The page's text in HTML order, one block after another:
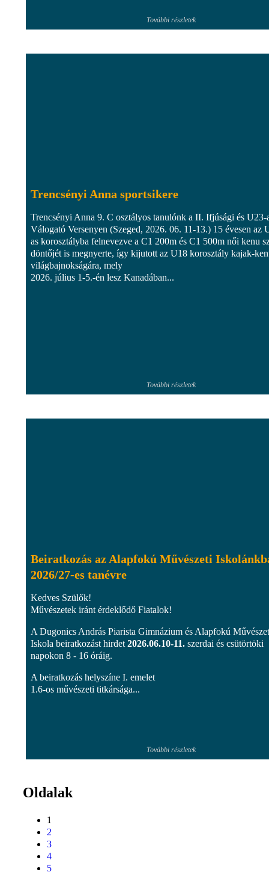
További részletek
Trencsényi Anna sportsikere
Trencsényi Anna 9. C osztályos tanulónk a II. Ifjúsági és U23-
Válogató Versenyen (Szeged, 2026. 06. 11-13.) 15 évesen az
as korosztályba felnevezve a C1 200m és C1 500m női kenu
döntőjét is megnyerte, így kijutott az U18 korosztály kajak-
világbajnokságára, mely
2026. július 1-5.-én lesz Kanadában...
További részletek
Beiratkozás az Alapfokú Művészeti
2026/27-es tanévre
Kedves Szülők!
Művészetek iránt érdeklődő Fiatalok!
A Dugonics András Piarista Gimnázium és Alapfokú
Iskola beiratkozást hirdet 2026.06.10-11. szerdai és csütörtöki
napokon 8 - 16 óráig.
A beiratkozás helyszíne I. emelet
1.6-os művészeti titkársága...
További részletek
Oldalak
1
2
3
4
5